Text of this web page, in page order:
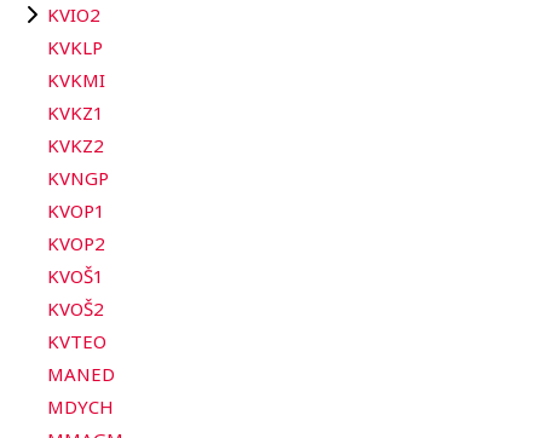
KVIO2
KVKLP
KVKMI
KVKZ1
KVKZ2
KVNGP
KVOP1
KVOP2
KVOŠ1
KVOŠ2
KVTEO
MANED
MDYCH